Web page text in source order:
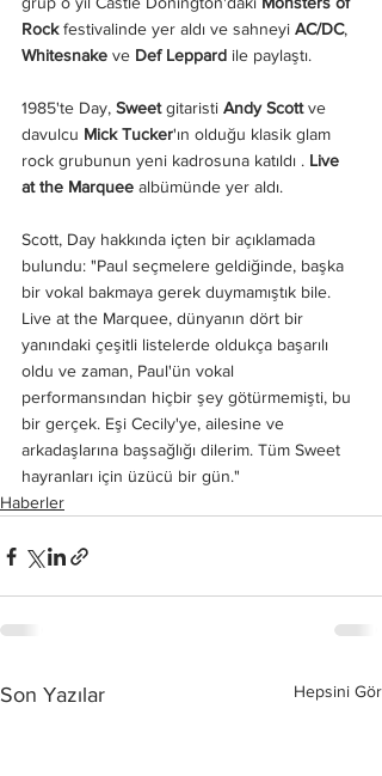
Rock festivalinde yer aldı ve sahneyi AC/DC,
Whitesnake ve Def Leppard ile paylaştı.
1985'te Day, Sweet gitaristi Andy Scott ve
davulcu Mick Tucker'ın olduğu klasik glam
rock grubunun yeni kadrosuna katıldı . Live
at the Marquee albümünde yer aldı.
Scott, Day hakkında içten bir açıklamada
bulundu: "Paul seçmelere geldiğinde, başka
bir vokal bakmaya gerek duymamıştık bile.
Live at the Marquee, dünyanın dört bir
yanındaki çeşitli listelerde oldukça başarılı
oldu ve zaman, Paul'ün vokal
performansından hiçbir şey götürmemişti, bu
bir gerçek. Eşi Cecily'ye, ailesine ve
arkadaşlarına başsağlığı dilerim. Tüm Sweet
hayranları için üzücü bir gün."
Haberler
Son Yazılar Hepsini Gör